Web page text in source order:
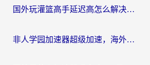
国外玩灌篮高手延迟高怎么解决？海外玩家国服游戏加速终极指南
非人学园加速器超级加速，海外玩家重返国服的通行证